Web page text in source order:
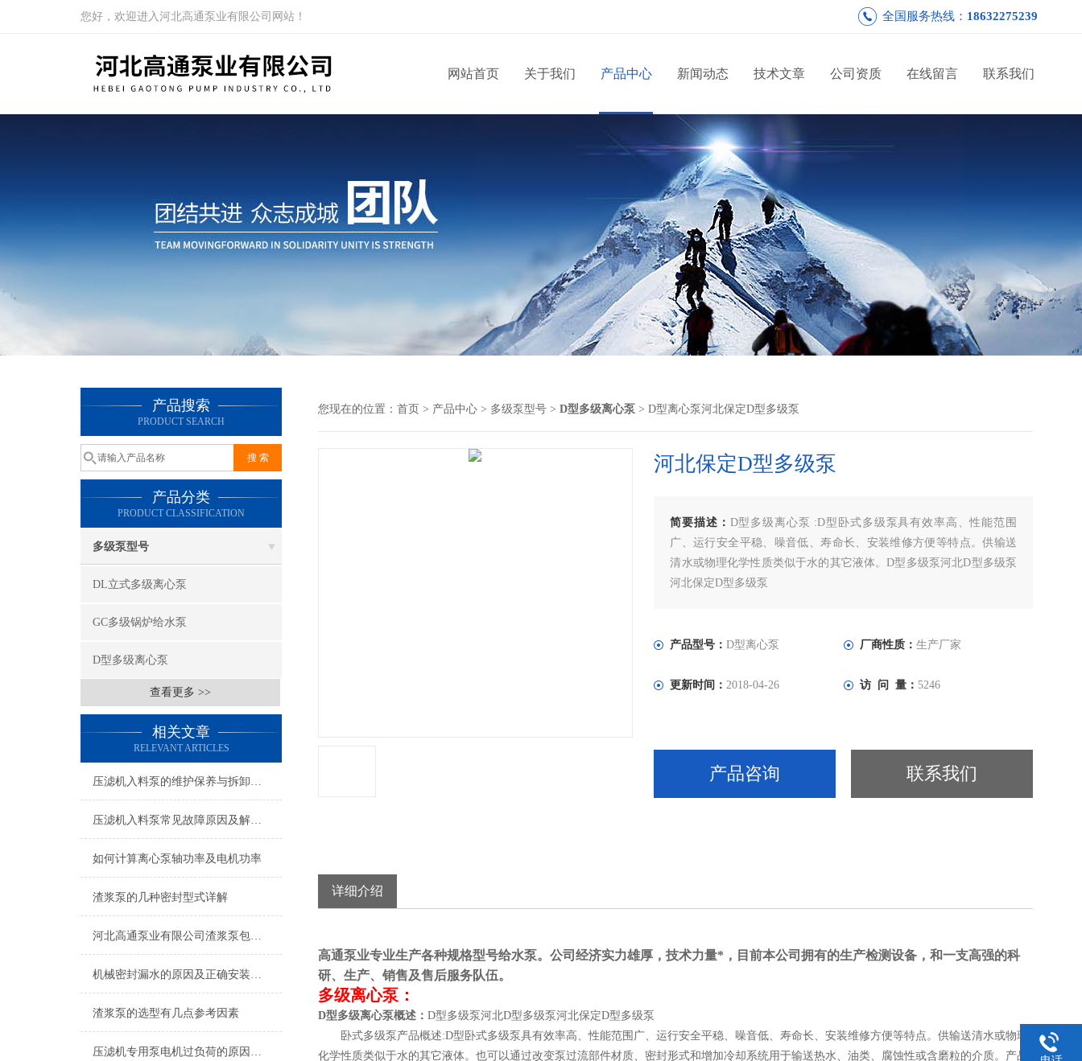
您好，欢迎进入河北高通泵业有限公司网站！ 全国服务热线： 18632275239
网站首页 关于我们 产品中心 新闻动态 技术文章 公司资质 在线留言 联系我们
产品搜索
PRODUCT SEARCH
产品分类
PRODUCT CLASSIFICATION
多级泵型号
DL立式多级离心泵
GC多级锅炉给水泵
D型多级离心泵
查看更多 >>
相关文章
RELEVANT ARTICLES
压滤机入料泵的维护保养与拆卸方法
压滤机入料泵常见故障原因及解决方法说明
如何计算离心泵轴功率及电机功率
渣浆泵的几种密封型式详解
河北高通泵业有限公司渣浆泵包括哪些结构
机械密封漏水的原因及正确安装方法
渣浆泵的选型有几点参考因素
压滤机专用泵电机过负荷的原因是什么？
您现在的位置： 首页 > 产品中心 > 多级泵型号 > D型多级离心泵 > D型离心泵河北保定D型多级泵
河北保定D型多级泵
简要描述： D型多级离心泵 :D型卧式多级泵具有效率高、性能范围
广、运行安全平稳、噪音低、寿命长、安装维修方便等特点。供输送
清水或物理化学性质类似于水的其它液体。D型多级泵河北D型多级泵
河北保定D型多级泵
产品型号：D型离心泵 厂商性质： 生产厂家
更新时间：2018-04-26 访 问 量： 5246
产品咨询 联系我们
详细介绍
高通泵业专业生产各种规格型号给水泵。公司经济实力雄厚，技术力量*，目前本公司拥有的生产检测设备，和一支高强的科
研、生产、销售及售后服务队伍。
多级离心泵：
D型多级离心泵概述： D型多级泵河北D型多级泵河北保定D型多级泵
卧式多级泵产品概述:D型卧式多级泵具有效率高、性能范围广、运行安全平稳、噪音低、寿命长、安装维修方便等特点。供输送清水或物理
化学性质类似于水的其它液体。也可以通过改变泵过流部件材质、密封形式和增加冷却系统用于输送热水、油类、腐蚀性或含磨粒的介质。产品